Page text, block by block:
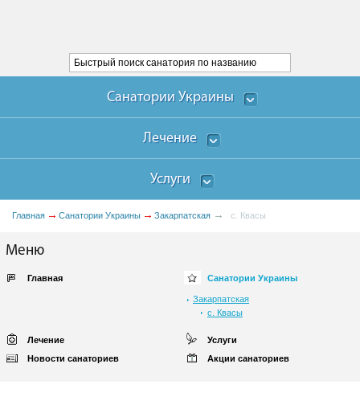
Санатории Украины
Лечение
Услуги
Главная Санатории Украины Закарпатская с. Квасы
Меню
Главная Санатории Украины
Закарпатская
с. Квасы
Лечение
Услуги
Новости санаториев
Акции санаториев